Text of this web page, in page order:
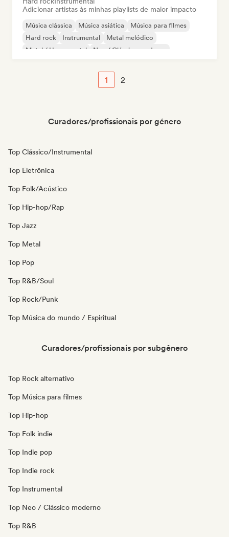
Adicionar artistas às minhas playlists de maior impacto
Música clássica Música asiática
Música para filmes
Hard rock
Instrumental
Metal melódico
Metal / Heavy metal
Neo / Clássico moderno
1 2
Curadores/profissionais por género
Top Clássico/Instrumental
Top Eletrônica
Top Folk/Acústico
Top Hip-hop/Rap
Top Jazz
Top Metal
Top Pop
Top R&B/Soul
Top Rock/Punk
Top Música do mundo / Espiritual
Curadores/profissionais por subgênero
Top Rock alternativo
Top Música para filmes
Top Hip-hop
Top Folk indie
Top Indie pop
Top Indie rock
Top Instrumental
Top Neo / Clássico moderno
Top R&B